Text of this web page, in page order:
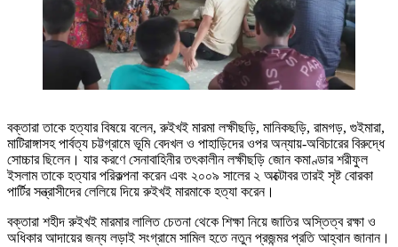
বক্তারা তাকে হত্যার বিষয়ে বলেন, রুইখই মারমা লক্ষীছড়ি, মানিকছড়ি, রামগড়, গুইমারা,
মাটিরাঙ্গাসহ পার্বত্য চট্টগ্রামে ভূমি বেদখল ও পাহাড়িদের ওপর অন্যায়-অবিচারের বিরুদ্ধে
সোচ্চার ছিলেন। যার করণে সেনাবাহিনীর তৎকালীন লক্ষীছড়ি জোন কমাণ্ডার শরীফুল
ইসলাম তাকে হত্যার পরিকল্পনা করেন এবং ২০০৯ সালের ২ অক্টোবর তারই সৃষ্ট বোরকা
পার্টির সন্ত্রাসীদের লেলিয়ে দিয়ে রুইখই মারমাকে হত্যা করেন।
বক্তারা শহীদ রুইখই মারমার লালিত চেতনা থেকে শিক্ষা নিয়ে জাতির অস্তিত্ব রক্ষা ও
অধিকার আদায়ের জন্য লড়াই সংগ্রামে সামিল হতে নতুন প্রজন্মর প্রতি আহ্বান জানান।